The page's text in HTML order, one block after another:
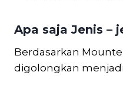
Apa saja Jenis –
Berdasarkan
digolongkan menjadi